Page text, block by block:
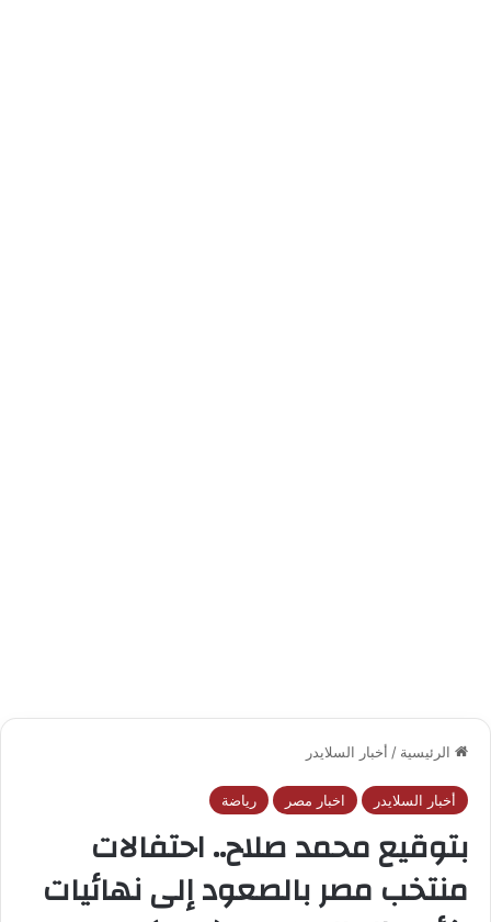
الرئيسية / أخبار السلايدر
أخبار السلايدر اخبار مصر رياضة
بتوقيع محمد صلاح.. احتفالات
منتخب مصر بالصعود إلى نهائيات